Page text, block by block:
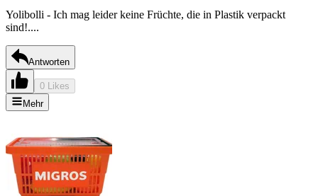
Yolibolli - Ich mag leider keine Früchte, die in Plastik verpackt
sind!....
Antworten
0 Likes
Mehr